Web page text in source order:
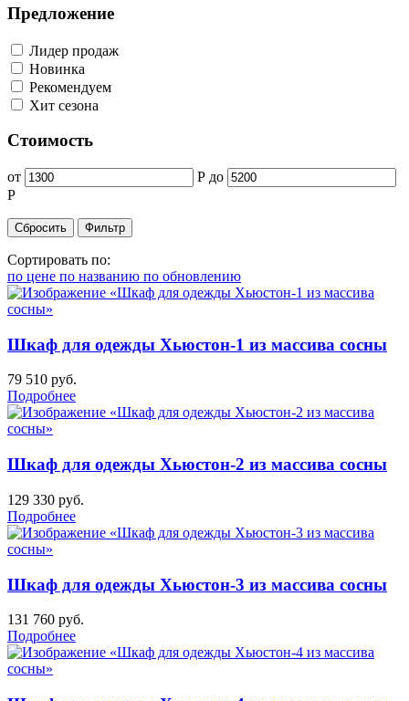
Предложение
Лидер продаж
Новинка
Рекомендуем
Хит сезона
Стоимость
от Р до
Р
Сортировать по:
по цене по названию по обновлению
Шкаф для одежды Хьюстон-1 из массива сосны
79 510 руб.
Подробнее
Шкаф для одежды Хьюстон-2 из массива сосны
129 330 руб.
Подробнее
Шкаф для одежды Хьюстон-3 из массива сосны
131 760 руб.
Подробнее